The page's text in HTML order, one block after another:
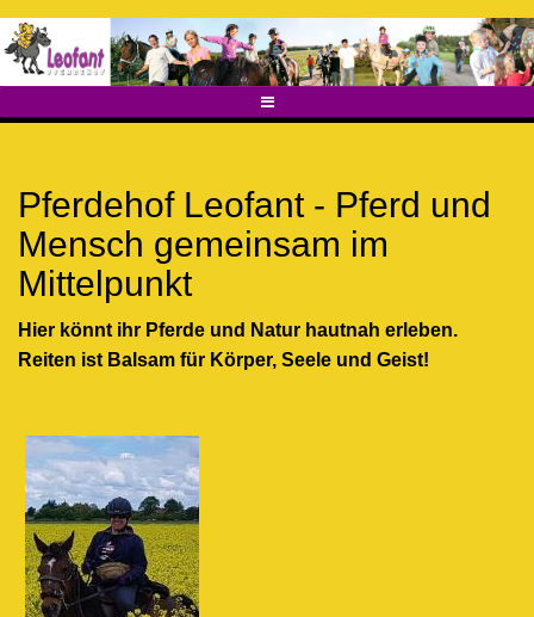
Direkt
zum
Inhalt
banner2018_v3_hoch.jpg
Pferdehof Leofant - Pferd und
Mensch gemeinsam im
Mittelpunkt
Hier könnt ihr Pferde und Natur hautnah erleben.
Reiten ist Balsam für Körper, Seele und Geist!
micon_mit_miri1.jpg